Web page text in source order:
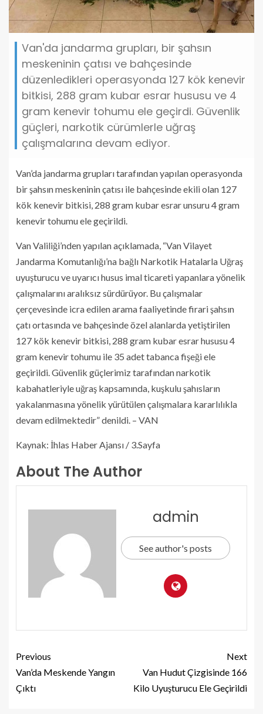
Van'da jandarma grupları, bir şahsın
meskeninin çatısı ve bahçesinde
düzenledikleri operasyonda 127 kök kenevir
bitkisi, 288 gram kubar esrar hususu ve 4
gram kenevir tohumu ele geçirdi. Güvenlik
güçleri, narkotik cürümlerle uğraş
çalışmalarına devam ediyor.
Van’da jandarma grupları tarafından yapılan operasyonda
bir şahsın meskeninin çatısı ile bahçesinde ekili olan 127
kök kenevir bitkisi, 288 gram kubar esrar unsuru 4 gram
kenevir tohumu ele geçirildi.
Van Valiliği’nden yapılan açıklamada, “Van Vilayet
Jandarma Komutanlığı’na bağlı Narkotik Hatalarla Uğraş
uyuşturucu ve uyarıcı husus imal ticareti yapanlara yönelik
çalışmalarını aralıksız sürdürüyor. Bu çalışmalar
çerçevesinde icra edilen arama faaliyetinde firari şahsın
çatı ortasında ve bahçesinde özel alanlarda yetiştirilen
127 kök kenevir bitkisi, 288 gram kubar esrar hususu 4
gram kenevir tohumu ile 35 adet tabanca fişeği ele
geçirildi. Güvenlik güçlerimiz tarafından narkotik
kabahatleriyle uğraş kapsamında, kuşkulu şahısların
yakalanmasına yönelik yürütülen çalışmalara kararlılıkla
devam edilmektedir” denildi. – VAN
Kaynak: İhlas Haber Ajansı / 3.Sayfa
About The Author
admin
See author's posts
Previous
Van’da Meskende Yangın
Çıktı
Next
Van Hudut Çizgisinde 166
Kilo Uyuşturucu Ele Geçirildi